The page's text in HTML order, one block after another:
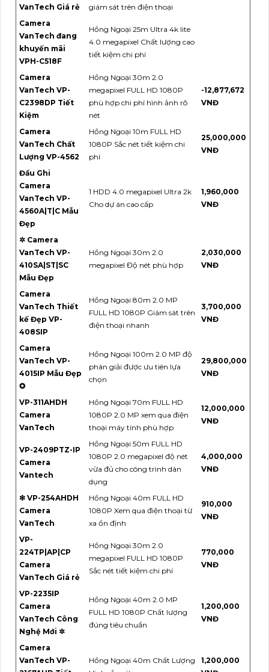
VanTech Giá rẻ
giám sát trên điện thoại
Camera
VanTech đang
khuyến mãi
VPH-C518F
Hồng Ngoại 25m Ultra 4k lite
4.0 megapixel Chất lượng cao
tiết kiệm chi phí
Camera
VanTech VP-
C2398DP Tiết
Kiệm
Hồng Ngoại 30m 2.0
megapixel FULL HD 1080P
phù hợp chi phí hình ảnh rõ
nét
-12,877,672
VNĐ
Camera
VanTech Chất
Lượng VP-4562
Hồng Ngoại 10m FULL HD
1080P Sắc nét tiết kiệm chi
phí
25,000,000
VNĐ
Đầu Ghi
Camera
VanTech VP-
4560A|T|C Mẫu
Đẹp
1 HDD 4.0 megapixel Ultra 2k
Cho dự án cao cấp
1,960,000
VNĐ
✲ Camera
VanTech VP-
410SA|ST|SC
Mẫu Đẹp
Hồng Ngoại 30m 2.0
megapixel Độ nét phù hợp
2,030,000
VNĐ
Camera
VanTech Thiết
kế Đẹp VP-
408SIP
Hồng Ngoại 80m 2.0 MP
FULL HD 1080P Giám sát trên
điện thoại nhanh
3,700,000
VNĐ
Camera
VanTech VP-
4015IP Mẫu Đẹp
✪
Hồng Ngoại 100m 2.0 MP độ
phân giải được ưu tiên lựa
chọn
29,800,000
VNĐ
VP-311AHDH
Camera
VanTech
Hồng Ngoại 70m FULL HD
1080P 2.0 MP xem qua điện
thoại máy tính phù hợp
12,000,000
VNĐ
VP-2409PTZ-IP
Camera
Vantech
Hồng Ngoại 50m FULL HD
1080P 2.0 megapixel độ nét
vừa đủ cho công trình dân
dụng
4,000,000
VNĐ
❇ VP-254AHDH
Camera
VanTech
Hồng Ngoại 40m FULL HD
1080P Xem qua điện thoại từ
xa ổn định
910,000
VNĐ
VP-
224TP|AP|CP
Camera
VanTech Giá rẻ
Hồng Ngoại 30m 2.0
megapixel FULL HD 1080P
Sắc nét tiết kiệm chi phí
770,000
VNĐ
VP-2235IP
Camera
VanTech Công
Nghệ Mới ✲
Hồng Ngoại 40m 2.0 MP
FULL HD 1080P Chất lượng
đúng tiêu chuẩn
1,200,000
VNĐ
Camera
VanTech VP-
Hồng Ngoại 40m Chất Lượng
1,200,000